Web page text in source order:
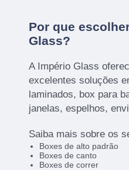
Por que
Glass?
A Império Glass
excelentes soluções
laminados, box para
janelas, espelhos,
Saiba mais sobre os
Boxes de alto padrão
Boxes de canto
Boxes de correr